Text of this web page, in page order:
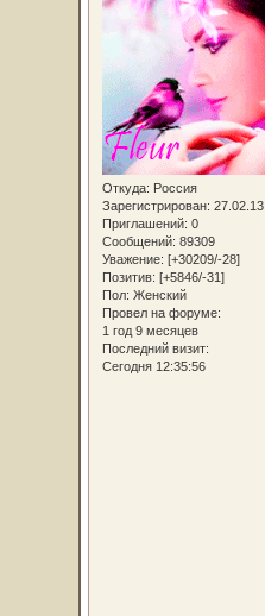
Откуда: Россия
Зарегистрирован: 27.02.13
Приглашений: 0
Сообщений: 89309
Уважение: [+30209/-28]
Позитив: [+5846/-31]
Пол: Женский
Провел на форуме:
1 год 9 месяцев
Последний визит:
Сегодня 12:35:56